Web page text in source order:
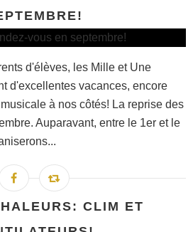
d'élèves, les Mille et Une
d'excellentes vacances, encore
à nos côtés! La reprise des
Auparavant, entre le 1er et le
CLIM ET